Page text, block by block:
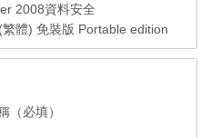
2008資料安全
體) 免裝版 Portable edition
（必填）